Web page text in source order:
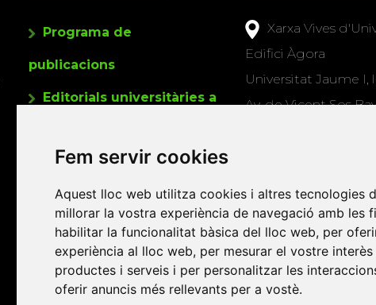
Fem servir cookies
Aquest lloc web utilitza cookies i altres tecnologies
millorar la vostra experiència de navegació amb les
habilitar la funcionalitat bàsica del lloc web, per
experiència al lloc web, per mesurar el vostre
productes i serveis i per personalitzar les
oferir anuncis més rellevants per a vostè.
Programa de
publicacions
Editorials universitàries a
Xarxa Vives
Edifici Àgora
Universitat Jaume I,
Av. de Vicent Sos
Amb el suport
de